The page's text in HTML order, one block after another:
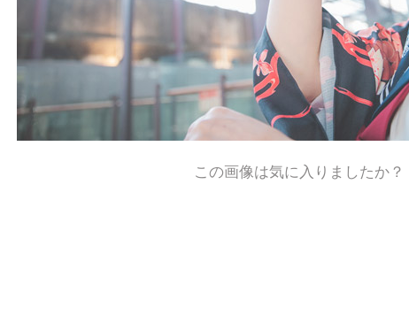
この画像は気に入りましたか